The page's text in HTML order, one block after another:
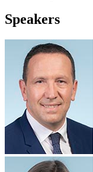
Speakers